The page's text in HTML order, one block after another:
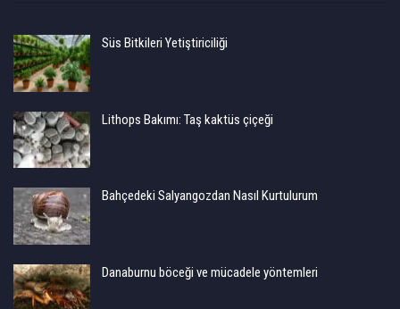
Süs Bitkileri Yetiştiriciliği
Lithops Bakımı: Taş kaktüs çiçeği
Bahçedeki Salyangozdan Nasıl Kurtulurum
Danaburnu böceği ve mücadele yöntemleri